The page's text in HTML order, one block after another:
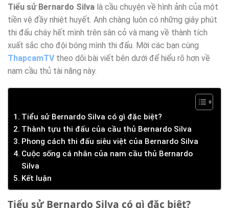
Tiểu sử Bernardo Silva là cầu chuyện về hình ảnh của một
tiền vệ đầy nhiệt huyết. Anh chàng luôn có những giây phút
thi đấu cháy hết mình trên sân cỏ và mang về thành tích
xuất sắc cho đội bóng mình thi đấu. Mời các bạn cùng
ThapcamTV theo dõi bài viết bên dưới để hiểu rõ hơn về
nam cầu thủ tài năng này.
Tiểu sử Bernardo Silva có gì đặc biệt?
Thành tựu thi đấu của cầu thủ Bernardo Silva
Phong cách thi đấu siêu việt của Bernardo Silva
Cuộc sống cá nhân của nam cầu thủ Bernardo
Silva
Kết luận
Tiểu sử Bernardo Silva có gì đặc biệt?